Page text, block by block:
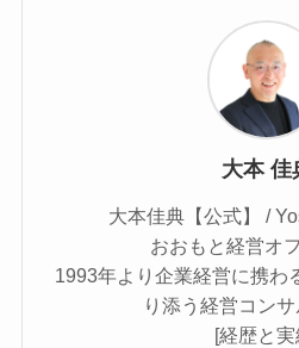
大本 佳
大本佳典【公式】 /
おおもと経営オ
1993年より企業経営に携わ
り添う経営コンサ
[経歴と